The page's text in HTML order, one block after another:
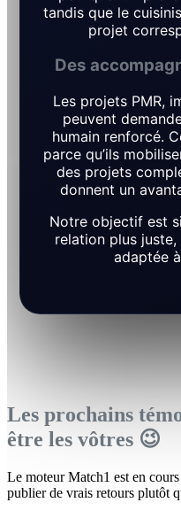
tandis que le
projet
Des
Les projets PMR,
peuvent
humain renforcé.
parce qu’ils
des projets
donnent un
Notre objectif est
relation plus
adaptée
Les prochains
être les vôtres 😉
Le moteur Match1 est en
publier de vrais retours plutôt